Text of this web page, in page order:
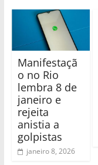
Manifestaçã
o no Rio
lembra 8 de
janeiro e
rejeita
anistia a
golpistas
janeiro 8, 2026